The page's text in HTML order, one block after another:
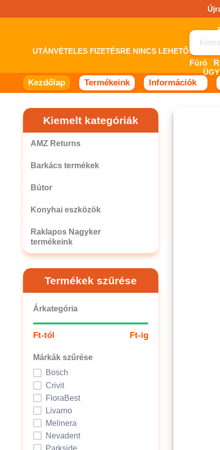
a
UTÁNVÉTELES FIZETÉSRE NINCS
Fúró
Kezdőlap Termékeink Információk
Kiemelt kategóriák
AMZ Returns
Barkács termékek
Bútor
Konyhai eszközök
Raklapos Nagyker
termékeink
Termékek szűrése
Árkategória
Ft-tól Ft-ig
Márkák szűrése
Bosch
Crivit
FloraBest
Livarno
Melinera
Nevadent